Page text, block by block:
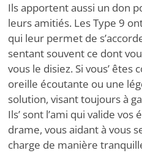
Ils apportent aussi un don
leurs amitiés. Les Type 9
qui leur permet de
sentant souvent ce dont
vous le disiez. Si vous’ êtes
oreille écoutante ou une
solution, visant toujours à
Ils’ sont l’ami qui valide vos
drame, vous aidant à vous
charge de manière